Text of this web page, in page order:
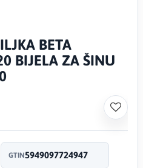
BETA
BIJELA ZA ŠINU
GTIN5949097724947